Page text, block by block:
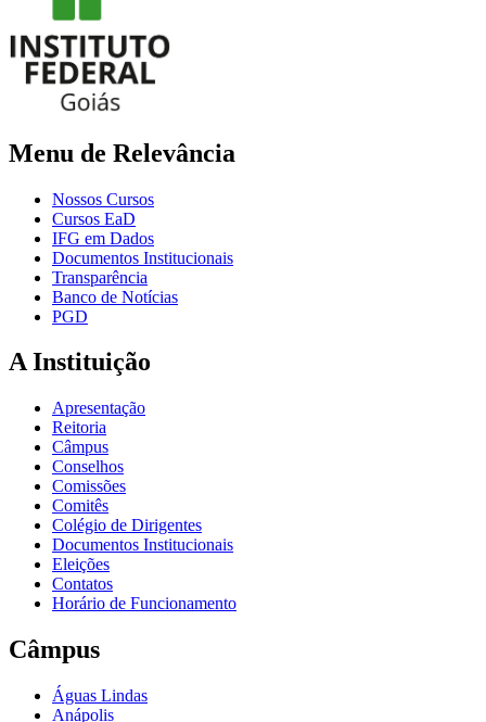
Menu de Relevância
Nossos Cursos
Cursos EaD
IFG em Dados
Documentos Institucionais
Transparência
Banco de Notícias
PGD
A Instituição
Apresentação
Reitoria
Câmpus
Conselhos
Comissões
Comitês
Colégio de Dirigentes
Documentos Institucionais
Eleições
Contatos
Horário de Funcionamento
Câmpus
Águas Lindas
Anápolis